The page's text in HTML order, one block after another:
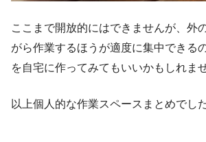
ここまで開放的にはできませんが、外
がら作業するほうが適度に集中できる
を自宅に作ってみてもいいかもしれま
以上個人的な作業スペースまとめでした